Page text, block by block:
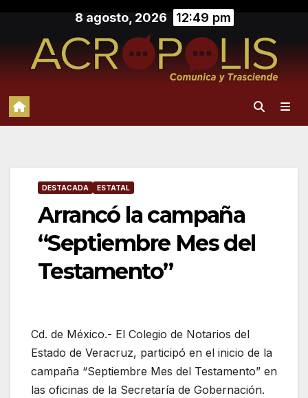
contenido
8 agosto, 2026 12:49 pm
DESTACADA ESTATAL
Arrancó la campaña
“Septiembre Mes del
Testamento”
Cd. de México.- El Colegio de Notarios del
Estado de Veracruz, participó en el inicio de la
campaña “Septiembre Mes del Testamento” en
las oficinas de la Secretaría de Gobernación.